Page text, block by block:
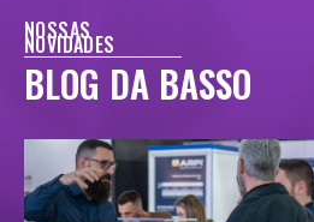
NOSSAS
NOVIDADES
BLOG DA BASSO